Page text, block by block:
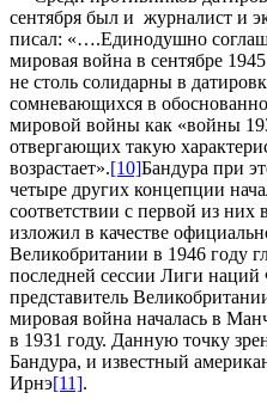
сентября был и журналист и
писал: «….Единодушно
мировая война в сентябре
не столь солидарны в
сомневающихся в
мировой войны как «войны
отвергающих такую
возрастает».[10]Бандура при
четыре других концепции
соответствии с первой из них
изложил в качестве
Великобритании в 1946 году
последней сессии Лиги
представитель
мировая война началась в
в 1931 году. Данную точку
Бандура, и известный
Ирнэ[11].